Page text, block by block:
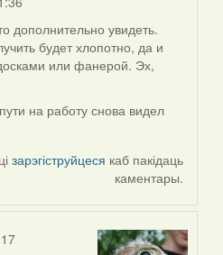
дополнительно увидеть.
будет хлопотно, да и
или фанерой. Эх,
на работу снова видел
цізарэгіструйцеся каб пакідаць
каментары.